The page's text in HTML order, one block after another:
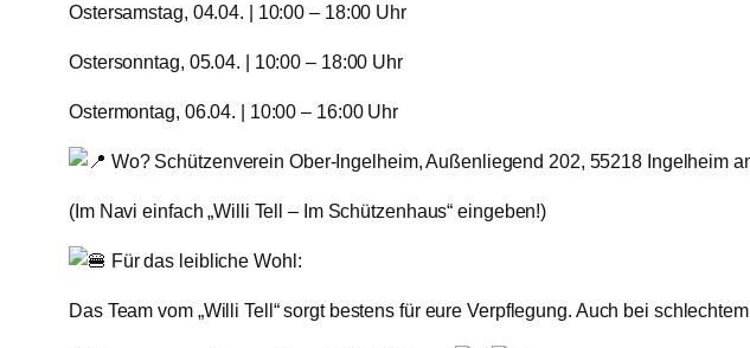
​Ostersamstag, 04.04. | 10:00 – 18:00 Uhr
​Ostersonntag, 05.04. | 10:00 – 18:00 Uhr
​Ostermontag, 06.04. | 10:00 – 16:00 Uhr
Wo? Schützenverein Ober-Ingelheim, Außenliegend 202, 55218 Ingelheim
(Im Navi einfach „Willi Tell – Im Schützenhaus“ eingeben!)
Für das leibliche Wohl:
Das Team vom „Willi Tell“ sorgt bestens für eure Verpflegung. Auch bei